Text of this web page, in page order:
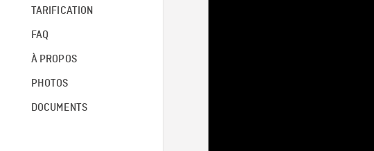
TARIFICATION
FAQ
À PROPOS
PHOTOS
DOCUMENTS